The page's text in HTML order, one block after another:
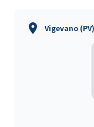
Vigevano (PV)